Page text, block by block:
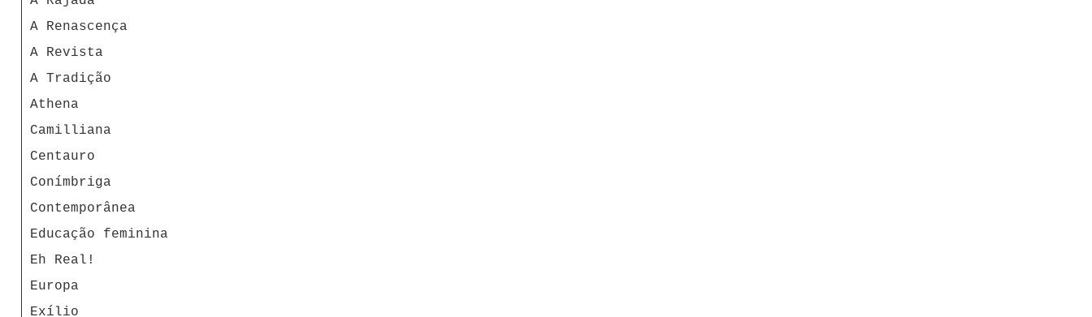
A Renascença
A Revista
A Tradição
Athena
Camilliana
Centauro
Conímbriga
Contemporânea
Educação feminina
Eh Real!
Europa
Exílio